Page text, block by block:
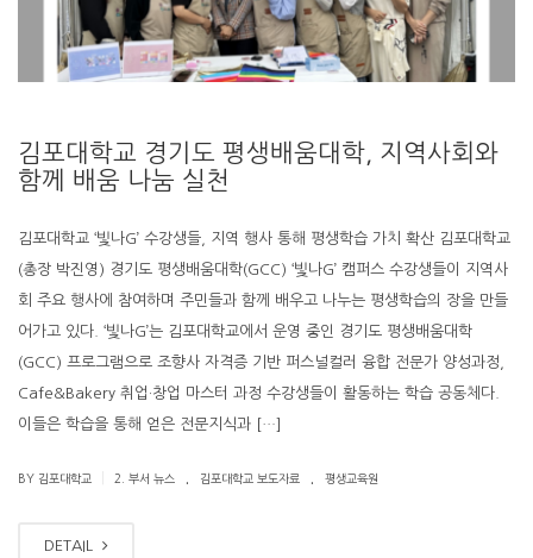
김포대학교 경기도 평생배움대학, 지역사회와
함께 배움 나눔 실천
김포대학교 ‘빛나G’ 수강생들, 지역 행사 통해 평생학습 가치 확산 김포대학교
(총장 박진영) 경기도 평생배움대학(GCC) ‘빛나G’ 캠퍼스 수강생들이 지역사
회 주요 행사에 참여하며 주민들과 함께 배우고 나누는 평생학습의 장을 만들
어가고 있다. ‘빛나G’는 김포대학교에서 운영 중인 경기도 평생배움대학
(GCC) 프로그램으로 조향사 자격증 기반 퍼스널컬러 융합 전문가 양성과정,
Cafe&Bakery 취업·창업 마스터 과정 수강생들이 활동하는 학습 공동체다.
이들은 학습을 통해 얻은 전문지식과 […]
BY 김포대학교 2. 부서 뉴스 김포대학교 보도자료 평생교육원
DETAIL